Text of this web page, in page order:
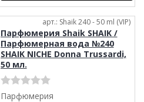
арт.: Shaik 240 - 50 ml (VIP)
Парфюмерия Shaik SHAIK /
Парфюмерная вода №240
SHAIK NICHE Donna Trussardi,
50 мл.
Парфюмерия